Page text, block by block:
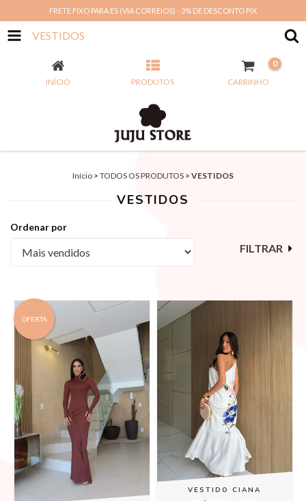
FRETE FIXO PARA ES (VIA CORREIOS) - 3% DE DESCONTO PIX
VESTIDOS
INÍCIO PRODUTOS CARRINHO
0
Início > TODOS OS PRODUTOS > VESTIDOS
VESTIDOS
Ordenar por
FILTRAR
OFERTA
VESTIDO CIANA